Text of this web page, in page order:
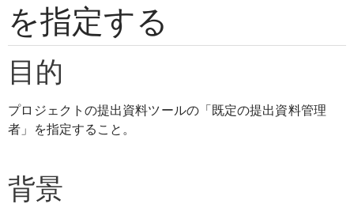
を指定する
目的
プロジェクトの提出資料ツールの「既定の提出資料管理
者」を指定すること。
背景